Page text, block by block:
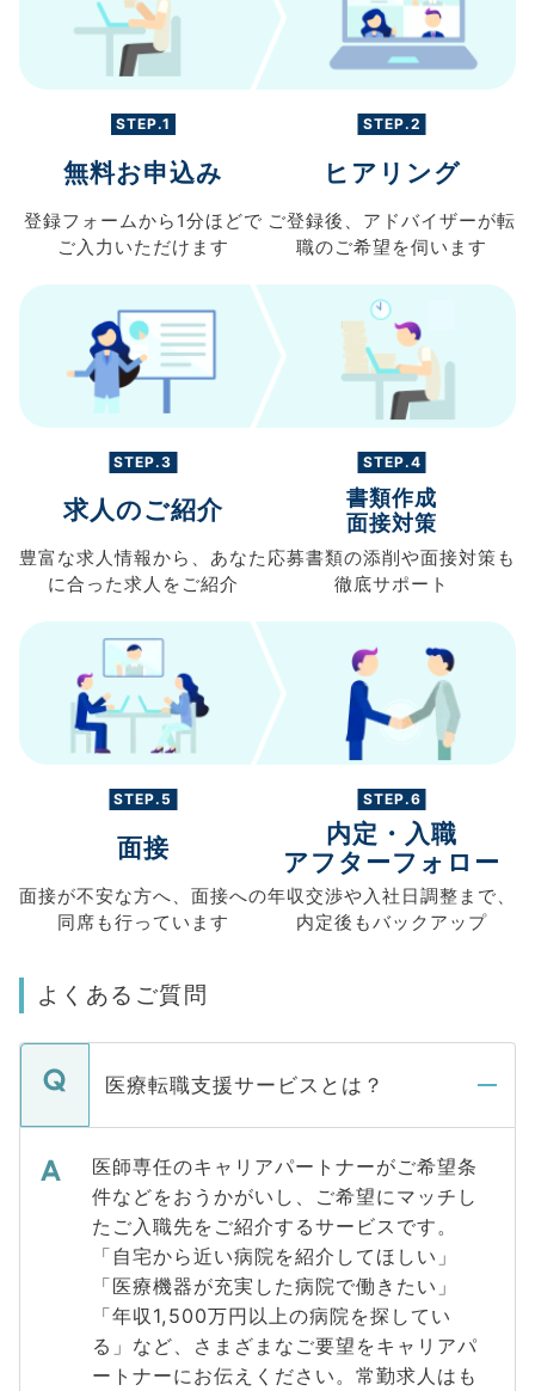
STEP.1
無料お申込み
登録フォームから 1分ほどで
ご入力 いただけます
STEP.2
ヒアリング
ご登録後、 アドバイザーが転
職のご希望を伺います
STEP.3
求人のご紹介
豊富な求人情報から、 あなた
に合った求人を ご紹介
STEP.4
書類作成
面接対策
応募書類の添削や面接対策も
徹底サポート
STEP.5
面接
面接が不安な方へ、 面接への
同席も行っています
STEP.6
内定・入職
アフターフォロー
年収交渉や入社日調整まで、
内定後もバックアップ
よくあるご質問
医療転職支援サービスとは？
医師専任のキャリアパートナーがご希望条
件などをおうかがいし、ご希望にマッチし
たご入職先をご紹介するサービスです。
「自宅から近い病院を紹介してほしい」
「医療機器が充実した病院で働きたい」
「年収1,500万円以上の病院を探してい
る」など、さまざまなご要望をキャリアパ
ートナーにお伝えください。常勤求人はも